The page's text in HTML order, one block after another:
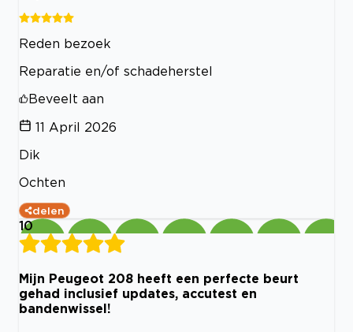
Reden bezoek
Reparatie en/of schadeherstel
Beveelt aan
11 April 2026
Dik
Ochten
delen
10
Mijn Peugeot 208 heeft een perfecte beurt
gehad inclusief updates, accutest en
bandenwissel!